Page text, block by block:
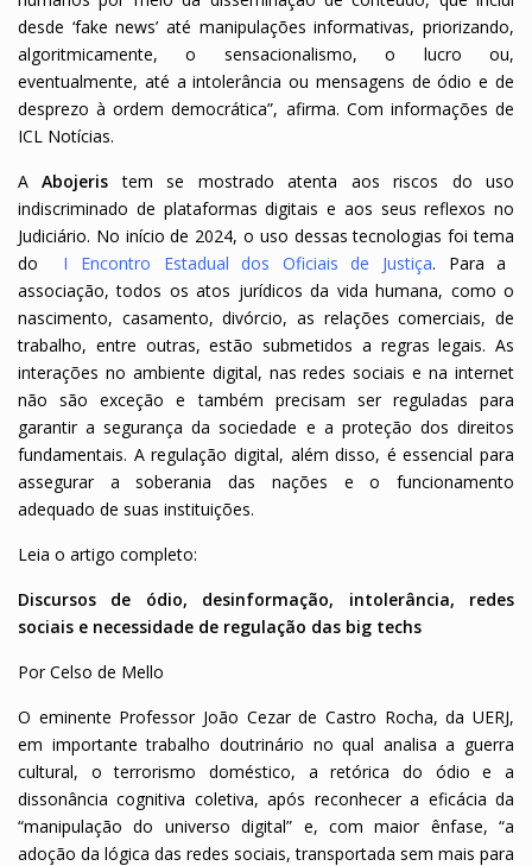
desde ‘fake news’ até manipulações informativas, priorizando,
algoritmicamente, o sensacionalismo, o lucro ou,
eventualmente, até a intolerância ou mensagens de ódio e de
desprezo à ordem democrática”, afirma. Com informações de
ICL Notícias.
AAbojeristem se mostrado atenta aos riscos do uso
indiscriminado de plataformas digitais e aos seus reflexos no
Judiciário. No início de 2024, o uso dessas tecnologias foi tema
do
I Encontro Estadual dos Oficiais de Justiça. Para a
associação, todos os atos jurídicos da vida humana, como o
nascimento, casamento, divórcio, as relações comerciais, de
trabalho, entre outras, estão submetidos a regras legais. As
interações no ambiente digital, nas redes sociais e na internet
não são exceção e também precisam ser reguladas para
garantir a segurança da sociedade e a proteção dos direitos
fundamentais. A regulação digital, além disso, é essencial para
assegurar a soberania das nações e o funcionamento
adequado de suas instituições.
Leia o artigo completo:
Discursos de ódio, desinformação, intolerância, redes
sociais e necessidade de regulação das big techs
Por Celso de Mello
O eminente Professor João Cezar de Castro Rocha, da UERJ,
em importante trabalho doutrinário no qual analisa a guerra
cultural, o terrorismo doméstico, a retórica do ódio e a
dissonância cognitiva coletiva, após reconhecer a eficácia da
“manipulação do universo digital” e, com maior ênfase, “a
adoção da lógica das redes sociais, transportada sem mais para